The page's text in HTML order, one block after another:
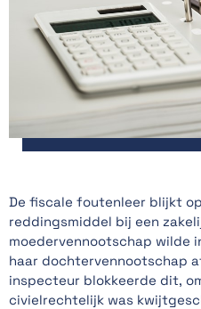
De fiscale foutenleer blijkt
reddingsmiddel bij een
moedervennootschap wilde
haar dochtervennootschap
inspecteur blokkeerde dit,
civielrechtelijk was